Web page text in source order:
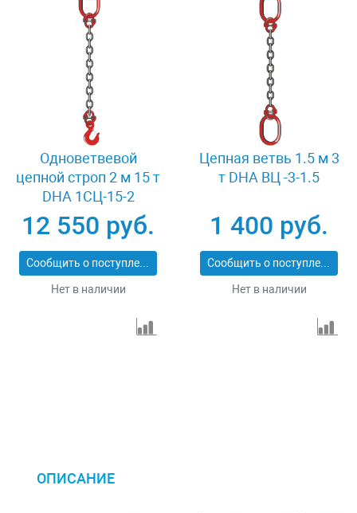
Одноветвевой
цепной строп 2 м 15 т
DHA 1СЦ-15-2
12 550 руб.
Сообщить о поступлении
Нет в наличии
Цепная ветвь 1.5 м 3
т DHA ВЦ -3-1.5
1 400 руб.
Сообщить о поступлении
Нет в наличии
ОПИСАНИЕ